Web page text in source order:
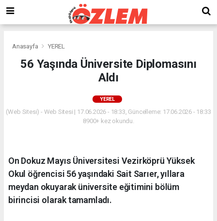
Anasayfa YEREL
56 Yaşında Üniversite Diplomasını
Aldı
YEREL
(Web Sitesi) - Web Sitesi | 17.06.2026 - 18:33, Güncelleme: 17.06.2026 - 18:33
8900+ kez okundu.
On Dokuz Mayıs Üniversitesi Vezirköprü Yüksek
Okul öğrencisi 56 yaşındaki Sait Sarıer, yıllara
meydan okuyarak üniversite eğitimini bölüm
birincisi olarak tamamladı.